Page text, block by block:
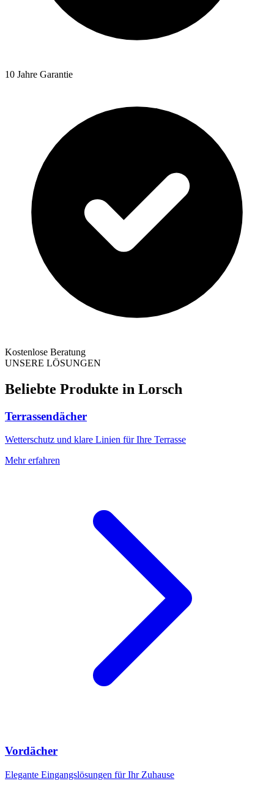
10 Jahre Garantie
Kostenlose Beratung
UNSERE LÖSUNGEN
Beliebte Produkte in Lorsch
Terrassendächer
Wetterschutz und klare Linien für Ihre Terrasse
Mehr erfahren
Vordächer
Elegante Eingangslösungen für Ihr Zuhause